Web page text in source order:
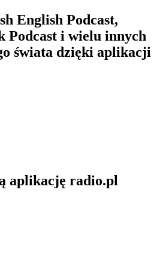
English Podcast,
Podcast i wielu innych
świata dzięki aplikacji
aplikację radio.pl